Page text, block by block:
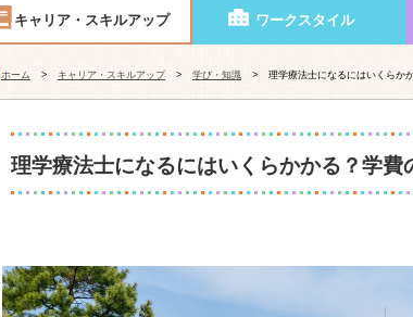
キャリア・スキルアップ ワークスタイル
ホーム キャリア・スキルアップ 学び・知識 理学療法士になるにはいくらか
理学療法士になるにはいくらかかる？学